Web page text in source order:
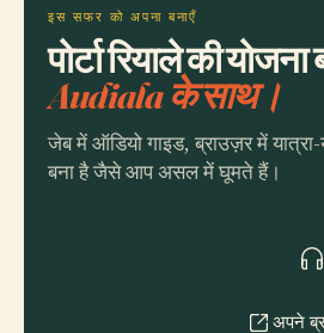
इस सफर को अपना बनाएँ
पोर्टा रियाले की
Audiala के साथ।
जेब में ऑडियो गाइड, ब्राउज़र में
बना है जैसे आप असल में घूमते हैं।
अपने